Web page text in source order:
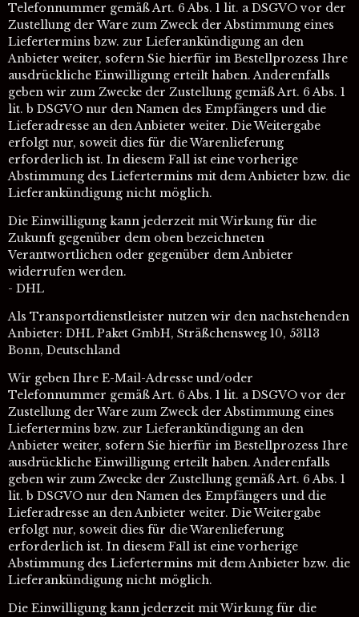
Telefonnummer gemäß Art. 6 Abs. 1 lit. a DSGVO vor der
Zustellung der Ware zum Zweck der Abstimmung eines
Liefertermins bzw. zur Lieferankündigung an den
Anbieter weiter, sofern Sie hierfür im Bestellprozess Ihre
ausdrückliche Einwilligung erteilt haben. Anderenfalls
geben wir zum Zwecke der Zustellung gemäß Art. 6 Abs. 1
lit. b DSGVO nur den Namen des Empfängers und die
Lieferadresse an den Anbieter weiter. Die Weitergabe
erfolgt nur, soweit dies für die Warenlieferung
erforderlich ist. In diesem Fall ist eine vorherige
Abstimmung des Liefertermins mit dem Anbieter bzw. die
Lieferankündigung nicht möglich.
Die Einwilligung kann jederzeit mit Wirkung für die
Zukunft gegenüber dem oben bezeichneten
Verantwortlichen oder gegenüber dem Anbieter
widerrufen werden.
- DHL
Als Transportdienstleister nutzen wir den nachstehenden
Anbieter: DHL Paket GmbH, Sträßchensweg 10, 53113
Bonn, Deutschland
Wir geben Ihre E-Mail-Adresse und/oder
Telefonnummer gemäß Art. 6 Abs. 1 lit. a DSGVO vor der
Zustellung der Ware zum Zweck der Abstimmung eines
Liefertermins bzw. zur Lieferankündigung an den
Anbieter weiter, sofern Sie hierfür im Bestellprozess Ihre
ausdrückliche Einwilligung erteilt haben. Anderenfalls
geben wir zum Zwecke der Zustellung gemäß Art. 6 Abs. 1
lit. b DSGVO nur den Namen des Empfängers und die
Lieferadresse an den Anbieter weiter. Die Weitergabe
erfolgt nur, soweit dies für die Warenlieferung
erforderlich ist. In diesem Fall ist eine vorherige
Abstimmung des Liefertermins mit dem Anbieter bzw. die
Lieferankündigung nicht möglich.
Die Einwilligung kann jederzeit mit Wirkung für die